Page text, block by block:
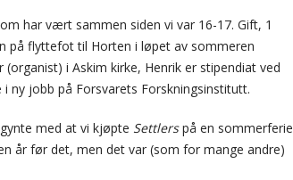
har vært sammen siden vi var 16-17. Gift, 1
på flyttefot til Horten i løpet av sommeren
i Askim kirke, Henrik er stipendiat ved
ny jobb på Forsvarets Forskningsinstitutt.
med at vi kjøpte Settlerspå en sommerferie
år før det, men det var (som for mange andre)